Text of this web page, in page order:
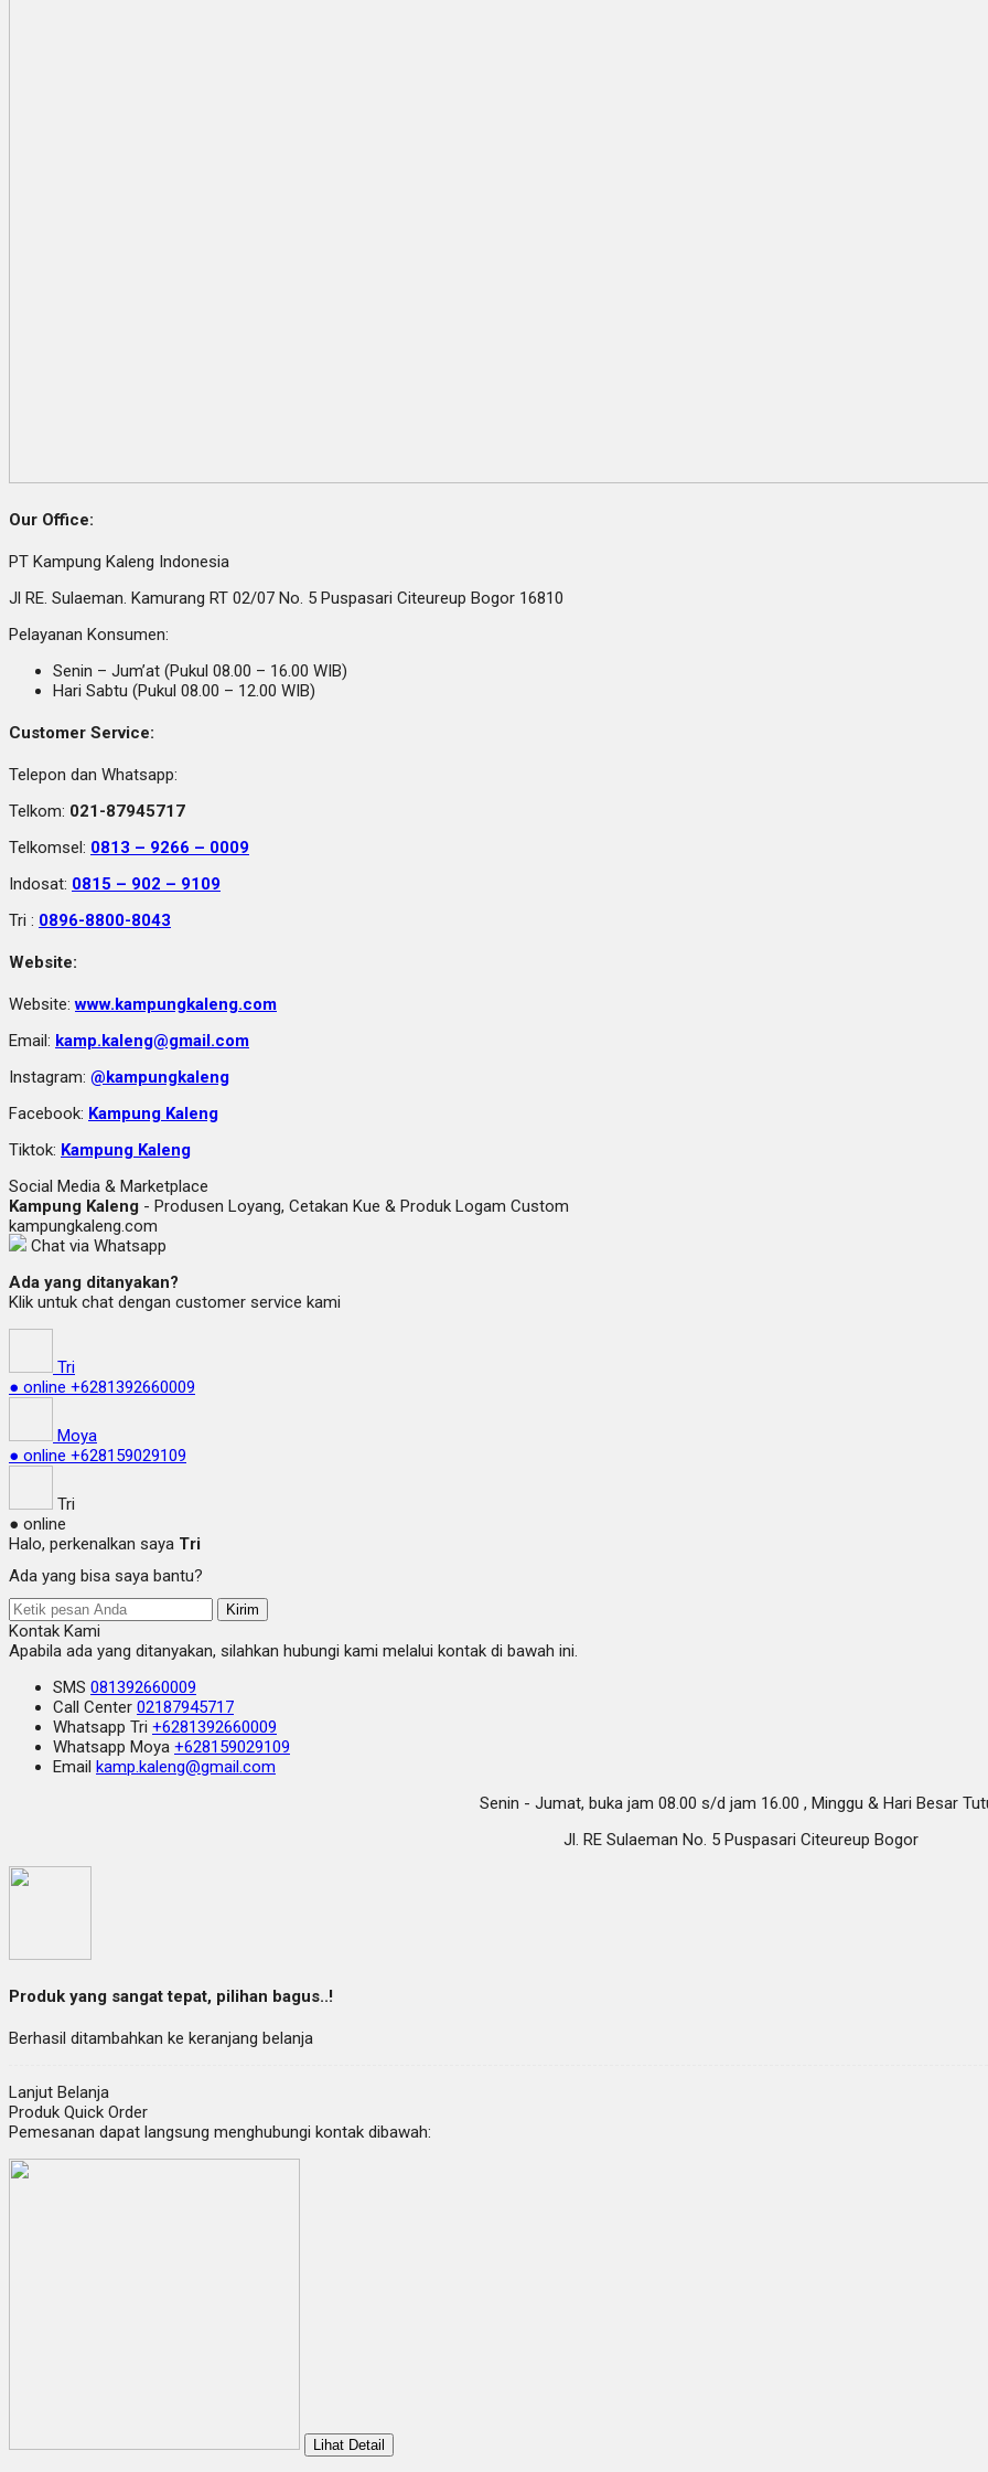
Our Office:
PT Kampung Kaleng Indonesia
Jl RE. Sulaeman. Kamurang RT 02/07 No. 5 Puspasari Citeureup Bogor 16810
Pelayanan Konsumen:
Senin – Jum’at (Pukul 08.00 – 16.00 WIB)
Hari Sabtu (Pukul 08.00 – 12.00 WIB)
Customer Service:
Telepon dan Whatsapp:
Telkom: 021-87945717
Telkomsel: 0813 – 9266 – 0009
Indosat: 0815 – 902 – 9109
Tri : 0896-8800-8043
Website:
Website:www.kampungkaleng.com
Email: kamp.kaleng@gmail.com
Instagram: @kampungkaleng
Facebook: Kampung Kaleng
Tiktok: Kampung Kaleng
Social Media & Marketplace
Kampung Kaleng - Produsen Loyang, Cetakan Kue & Produk Logam Custom
kampungkaleng.com
Chat via Whatsapp
Ada yang ditanyakan?
Klik untuk chat dengan customer service kami
Tri
● online +6281392660009
Moya
● online +628159029109
Tri
● online
Halo, perkenalkan saya Tri
Ada yang bisa saya bantu?
Kirim
Kontak Kami
Apabila ada yang ditanyakan, silahkan hubungi kami melalui kontak di bawah ini.
SMS 081392660009
Call Center 02187945717
Whatsapp Tri +6281392660009
Whatsapp Moya +628159029109
Email kamp.kaleng@gmail.com
Senin - Jumat, buka jam 08.00 s/d jam 16.00 , Minggu & Hari Besar
Jl. RE Sulaeman No. 5 Puspasari Citeureup Bogor
Produk yang sangat tepat, pilihan bagus..!
Berhasil ditambahkan ke keranjang belanja
Lanjut Belanja
Produk Quick Order
Pemesanan dapat langsung menghubungi kontak dibawah:
Lihat Detail